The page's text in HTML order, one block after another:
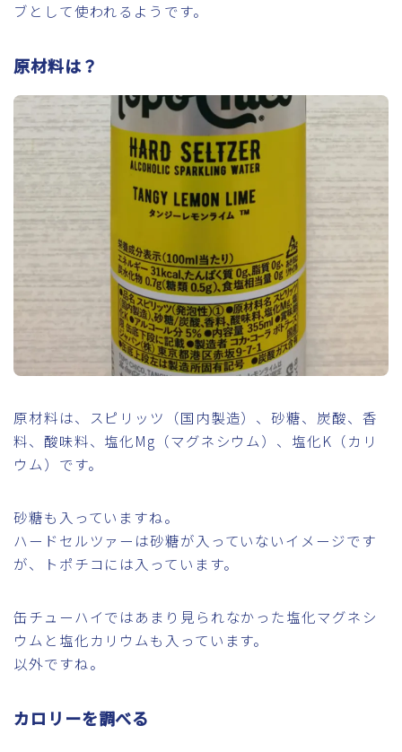
ブとして使われるようです。
原材料は？
原材料は、スピリッツ（国内製造）、砂糖、炭酸、香
料、酸味料、塩化Mg（マグネシウム）、塩化K（カリ
ウム）です。
砂糖も入っていますね。
ハードセルツァーは砂糖が入っていないイメージです
が、トポチコには入っています。
缶チューハイではあまり見られなかった塩化マグネシ
ウムと塩化カリウムも入っています。
以外ですね。
カロリーを調べる